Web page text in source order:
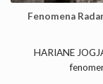
Fenomena
HARIANE